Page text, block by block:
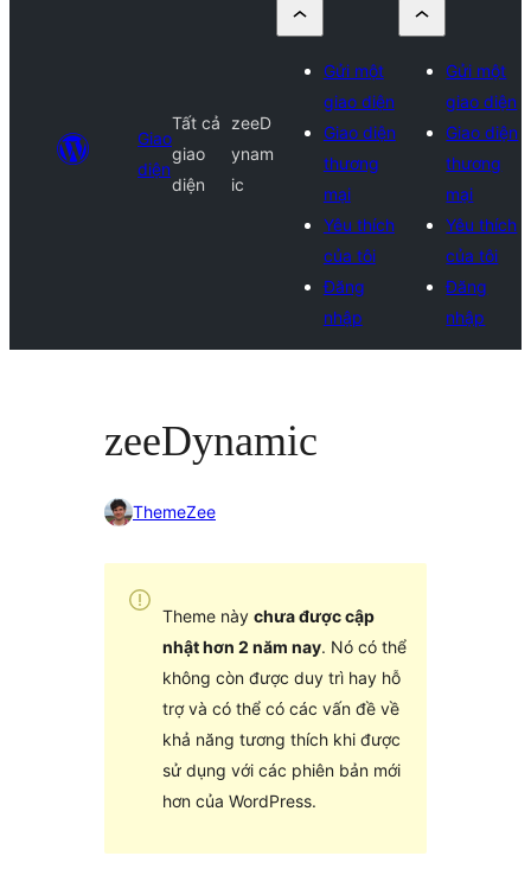
Giao
diện
Tất cả
giao
diện
zeeD
ynam
ic
Gửi một
giao diện
Giao diện
thương
mại
Yêu thích
của tôi
Đăng
nhập
Gửi một
giao diện
Giao diện
thương
mại
Yêu thích
của tôi
Đăng
nhập
zeeDynamic
ThemeZee
Theme này chưa được cập
nhật hơn 2 năm nay. Nó có thể
không còn được duy trì hay hỗ
trợ và có thể có các vấn đề về
khả năng tương thích khi được
sử dụng với các phiên bản mới
hơn của WordPress.